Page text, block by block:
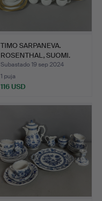
TIMO SARPANEVA.
ROSENTHAL, SUOMI.
Subastado 19 sep 2024
1 puja
116 USD